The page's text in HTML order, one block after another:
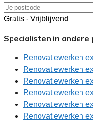
Gratis - Vrijblijvend
Specialisten in andere
Renovatiewerken
Renovatiewerken
Renovatiewerken
Renovatiewerken
Renovatiewerken
Renovatiewerken